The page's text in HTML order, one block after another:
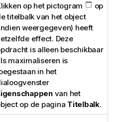
op het pictogram
op
titelbalk van het object
weergegeven) heeft
effect. Deze
is alleen beschikbaar
maximaliseren is
in het
van het
op de pagina Titelbalk.